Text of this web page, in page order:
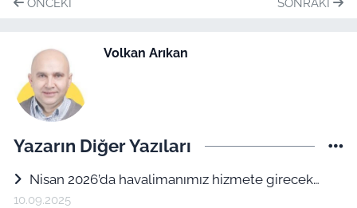
ÖNCEKI SONRAKI
Volkan Arıkan
Yazarın Diğer Yazıları
Nisan 2026’da havalimanımız hizmete girecek…
10.09.2025